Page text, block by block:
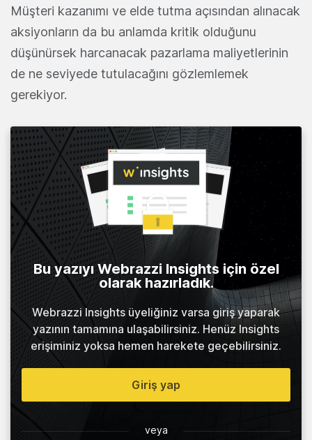
Müşteri kazanımı ve elde tutma açısından alınacak
aksiyonların da bu anlamda kritik olduğunu
düşünürsek harcanacak pazarlama maliyetlerinin
de ne seviyede tutulacağını gözlemlemek
gerekiyor.
Bu yazıyı Webrazzi Insights için özel
olarak hazırladık.
Webrazzi Insights üyeliğiniz varsa giriş yaparak
yazının tamamına ulaşabilirsiniz. Henüz Insights
erişiminiz yoksa hemen harekete geçebilirsiniz.
Giriş yap
veya